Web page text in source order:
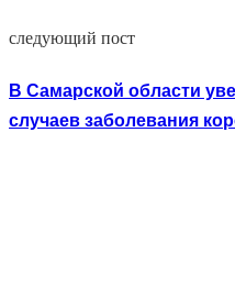
следующий пост
В Самарской области
случаев заболевания